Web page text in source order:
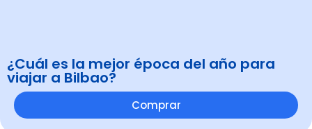
¿Cuál es la mejor época del año para
viajar a Bilbao?
Comprar